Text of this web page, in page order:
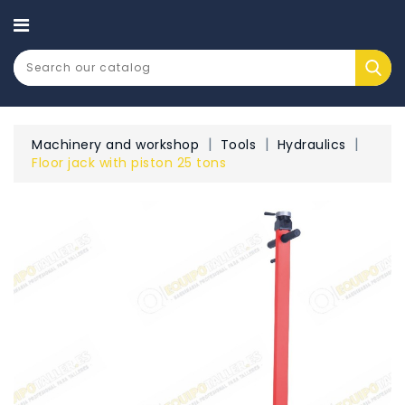
CATEGORY
Machinery and workshop Tools
Hydraulics
Floor jack with piston 25 tons